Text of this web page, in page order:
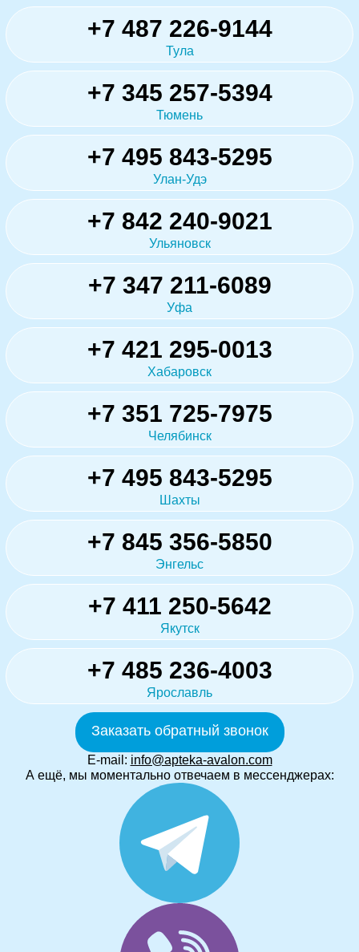
+7 487 226-9144
Тула
+7 345 257-5394
Тюмень
+7 495 843-5295
Улан-Удэ
+7 842 240-9021
Ульяновск
+7 347 211-6089
Уфа
+7 421 295-0013
Хабаровск
+7 351 725-7975
Челябинск
+7 495 843-5295
Шахты
+7 845 356-5850
Энгельс
+7 411 250-5642
Якутск
+7 485 236-4003
Ярославль
Заказать обратный звонок
E-mail: info@apteka-avalon.com
А ещё, мы моментально отвечаем в мессенджерах: